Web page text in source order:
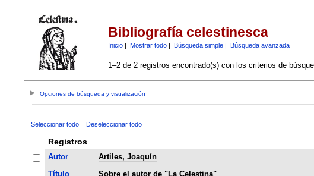
Bibliografía celestinesca
Inicio| Mostrar todo| Búsqueda simple| Búsqueda avanzada
1–2 de 2 registros encontrado(s) con los criterios de
Opciones de búsqueda y visualización
Seleccionar todo Deseleccionar todo
Registros
Autor
Artiles, Joaquín
Título
Sobre el autor de "La Celestina"